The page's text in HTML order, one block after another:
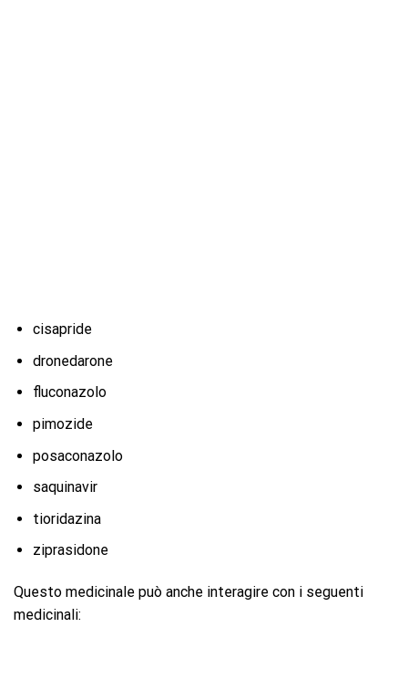
cisapride
dronedarone
fluconazolo
pimozide
posaconazolo
saquinavir
tioridazina
ziprasidone
Questo medicinale può anche interagire con i seguenti
medicinali: